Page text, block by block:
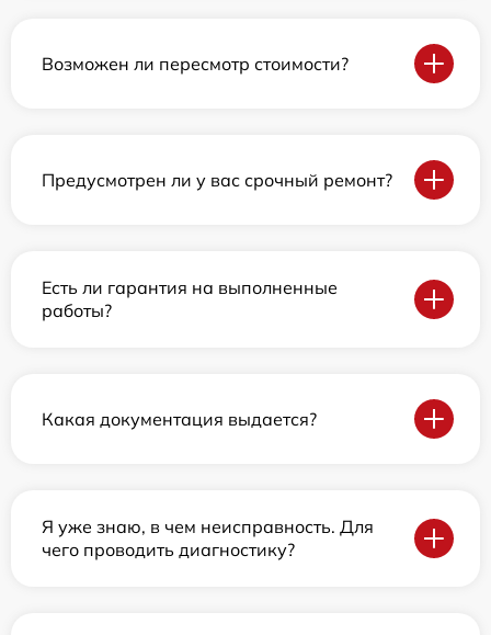
Возможен ли пересмотр стоимости?
Предусмотрен ли у вас срочный ремонт?
Есть ли гарантия на выполненные
работы?
Какая документация выдается?
Я уже знаю, в чем неисправность. Для
чего проводить диагностику?